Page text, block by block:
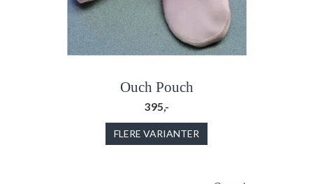
Ouch Pouch
395,-
FLERE VARIANTER